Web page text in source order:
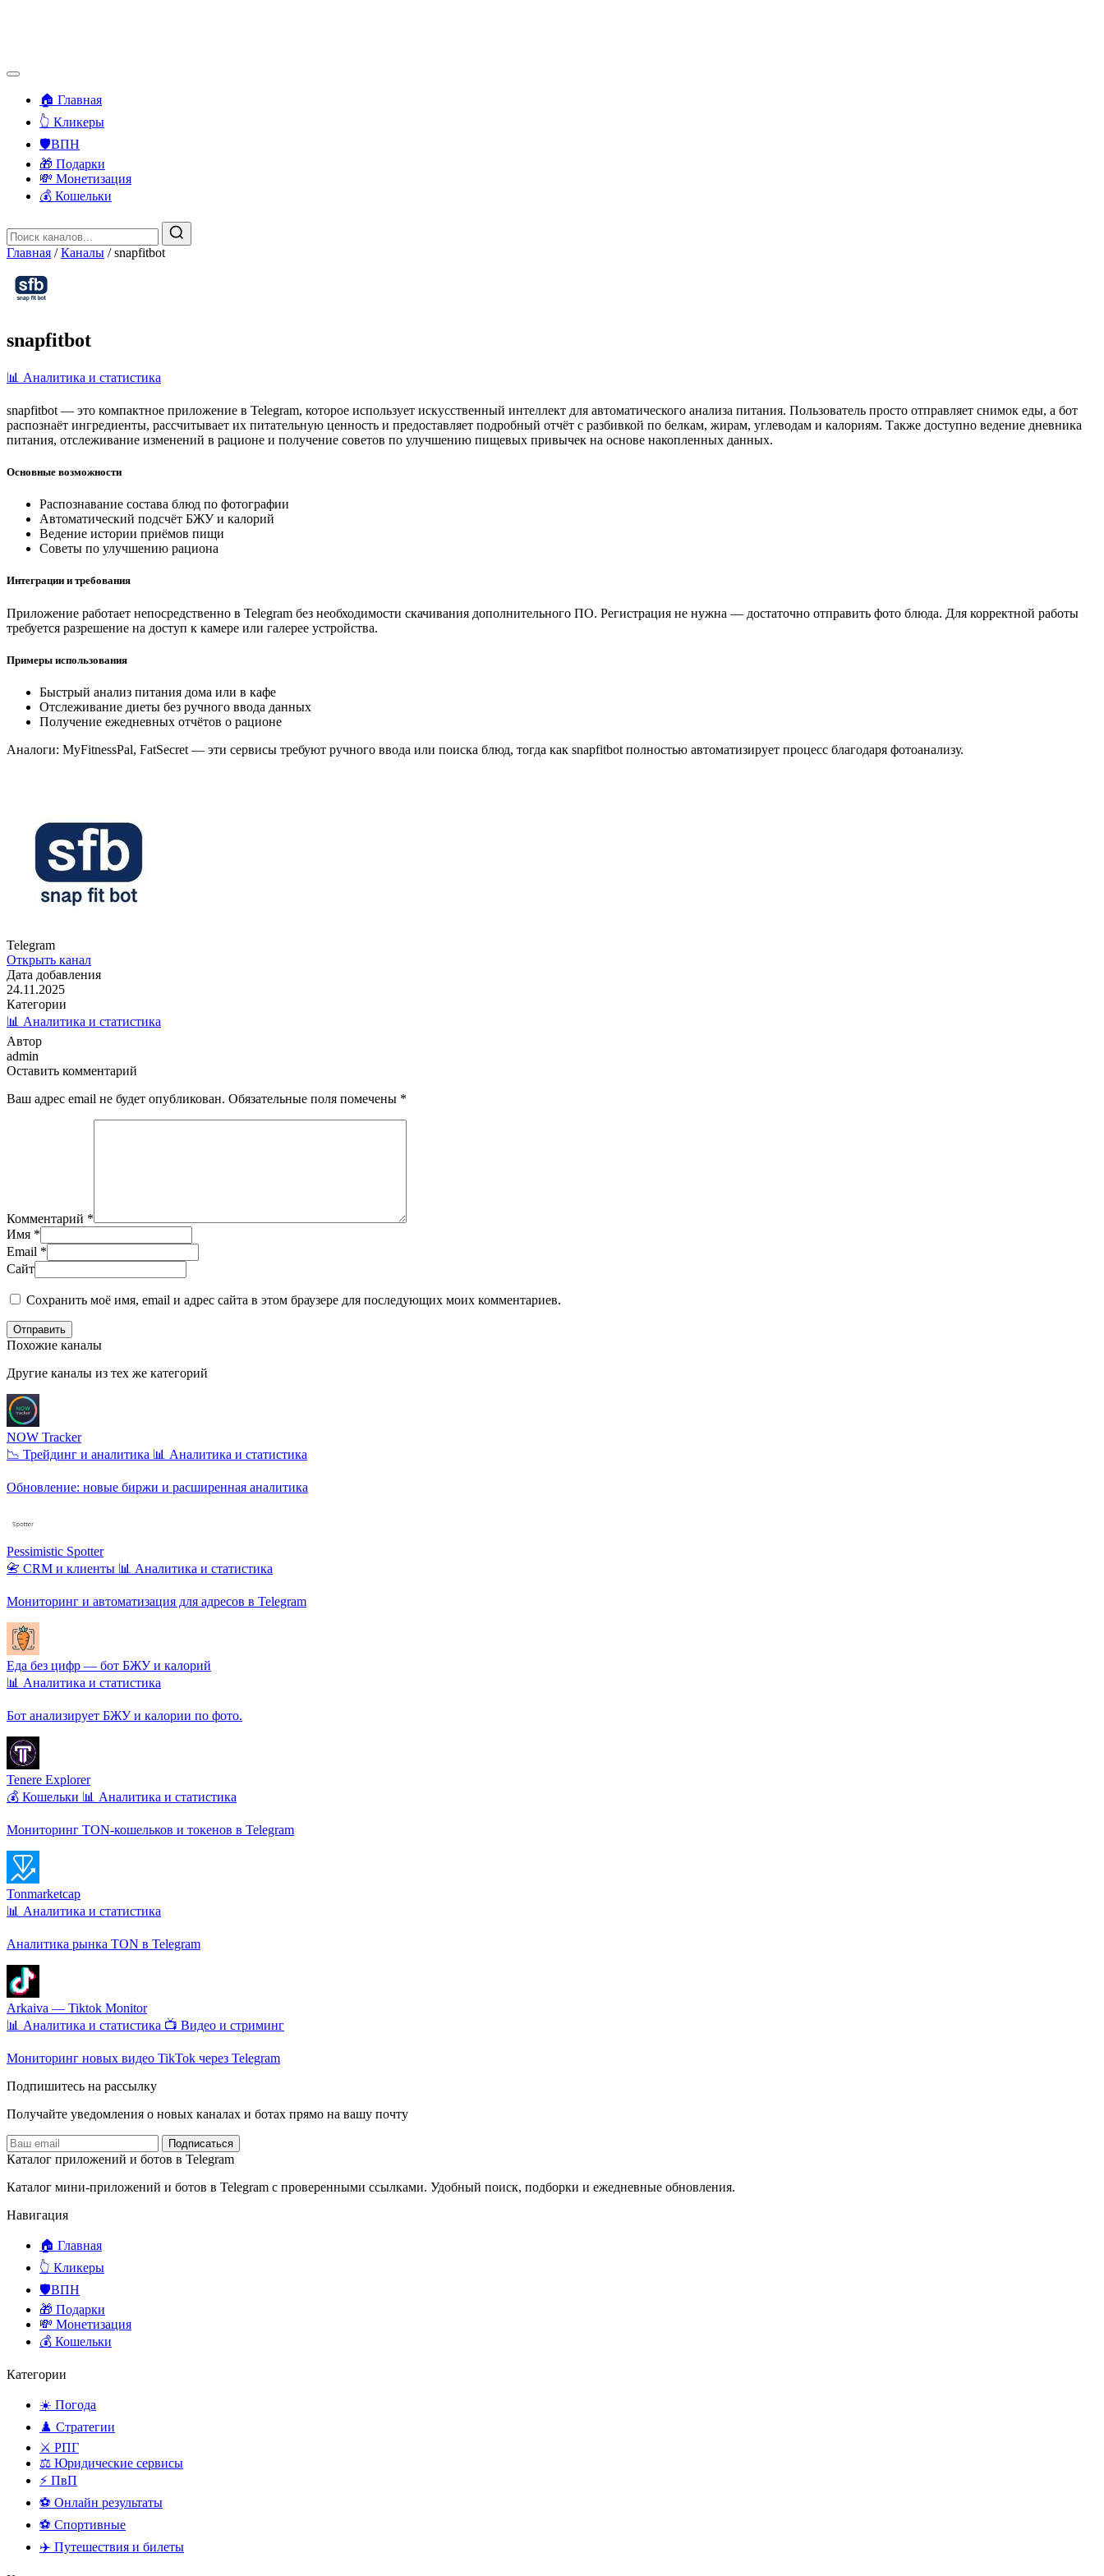
🏠 Главная
👆 Кликеры
🛡️ВПН
🎁 Подарки
💸 Монетизация
💰 Кошельки
Главная / Каналы / snapfitbot
snapfitbot
📊 Аналитика и статистика
snapfitbot — это компактное приложение в Telegram, которое использует искусственный интеллект для автоматического анализа питания. Пользователь просто отправляет снимок еды, а бот
распознаёт ингредиенты, рассчитывает их питательную ценность и предоставляет подробный отчёт с разбивкой по белкам, жирам, углеводам и калориям. Также доступно ведение дневника
питания, отслеживание изменений в рационе и получение советов по улучшению пищевых привычек на основе накопленных данных.
Основные возможности
Распознавание состава блюд по фотографии
Автоматический подсчёт БЖУ и калорий
Ведение истории приёмов пищи
Советы по улучшению рациона
Интеграции и требования
Приложение работает непосредственно в Telegram без необходимости скачивания дополнительного ПО. Регистрация не нужна — достаточно отправить фото блюда. Для корректной работы
требуется разрешение на доступ к камере или галерее устройства.
Примеры использования
Быстрый анализ питания дома или в кафе
Отслеживание диеты без ручного ввода данных
Получение ежедневных отчётов о рационе
Аналоги: MyFitnessPal, FatSecret — эти сервисы требуют ручного ввода или поиска блюд, тогда как snapfitbot полностью автоматизирует процесс благодаря фотоанализу.
Telegram
Открыть канал
Дата добавления
24.11.2025
Категории
📊 Аналитика и статистика
Автор
admin
Оставить комментарий
Ваш адрес email не будет опубликован. Обязательные поля помечены *
Комментарий *
Имя *
Email *
Сайт
Сохранить моё имя, email и адрес сайта в этом браузере для последующих моих комментариев.
Отправить
Похожие каналы
Другие каналы из тех же категорий
NOW Tracker
📉 Трейдинг и аналитика 📊 Аналитика и статистика
Обновление: новые биржи и расширенная аналитика
Pessimistic Spotter
📇 CRM и клиенты 📊 Аналитика и статистика
Мониторинг и автоматизация для адресов в Telegram
Еда без цифр — бот БЖУ и калорий
📊 Аналитика и статистика
Бот анализирует БЖУ и калории по фото.
Tenere Explorer
💰 Кошельки 📊 Аналитика и статистика
Мониторинг TON-кошельков и токенов в Telegram
Tonmarketcap
📊 Аналитика и статистика
Аналитика рынка TON в Telegram
Arkaiva — Tiktok Monitor
📊 Аналитика и статистика 📺 Видео и стриминг
Мониторинг новых видео TikTok через Telegram
Подпишитесь на рассылку
Получайте уведомления о новых каналах и ботаx прямо на вашу почту
Подписаться
Каталог приложений и ботов в Telegram
Каталог мини-приложений и ботов в Telegram с проверенными ссылками. Удобный поиск, подборки и ежедневные обновления.
Навигация
🏠 Главная
👆 Кликеры
🛡️ВПН
🎁 Подарки
💸 Монетизация
💰 Кошельки
Категории
☀️ Погода
♟️ Стратегии
⚔️ РПГ
⚖️ Юридические сервисы
⚡ ПвП
⚽ Онлайн результаты
⚽ Спортивные
✈️ Путешествия и билеты